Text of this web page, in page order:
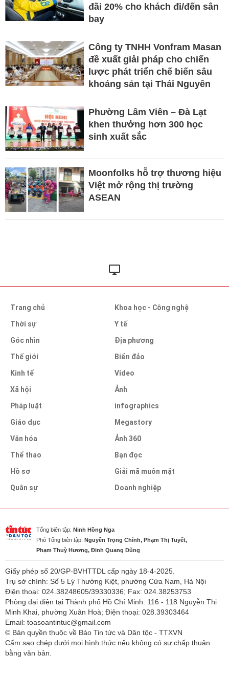
đãi 20% cho khách đi/đến sân
bay
Công ty TNHH Vonfram Masan
đề xuất giải pháp cho chiến
lược phát triển chế biến sâu
khoáng sản tại Thái Nguyên
Phường Lâm Viên – Đà Lạt
khen thưởng hơn 300 học
sinh xuất sắc
Moonfolks hỗ trợ thương hiệu
Việt mở rộng thị trường
ASEAN
Trang chủ
Thời sự
Góc nhìn
Thế giới
Kinh tế
Xã hội
Pháp luật
Giáo dục
Văn hóa
Thể thao
Hồ sơ
Quân sự
Khoa học - Công nghệ
Y tế
Địa phương
Biển đảo
Video
Ảnh
infographics
Megastory
Ảnh 360
Bạn đọc
Giải mã muôn mặt
Doanh nghiệp
Tổng biên tập: Ninh Hồng Nga
Phó Tổng biên tập: Nguyễn Trọng Chính, Phạm Thị Tuyết,
Phạm Thuỳ Hương, Đinh Quang Dũng
Giấy phép số 20/GP-BVHTTDL cấp ngày 18-4-2025.
Trụ sở chính: Số 5 Lý Thường Kiệt, phường Cửa Nam, Hà Nội
Điện thoại: 024.38248605/39330336; Fax: 024.38253753
Phòng đại diện tại Thành phố Hồ Chí Minh: 116 - 118 Nguyễn Thị
Minh Khai, phường Xuân Hoà; Điện thoại: 028.39303464
Email: toasoantintuc@gmail.com
© Bản quyền thuộc về Báo Tin tức và Dân tộc - TTXVN
Cấm sao chép dưới mọi hình thức nếu không có sự chấp thuận
bằng văn bản.